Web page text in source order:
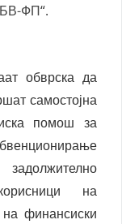
ФП“.
обврска да
самостојна
помош за
на
финансиски